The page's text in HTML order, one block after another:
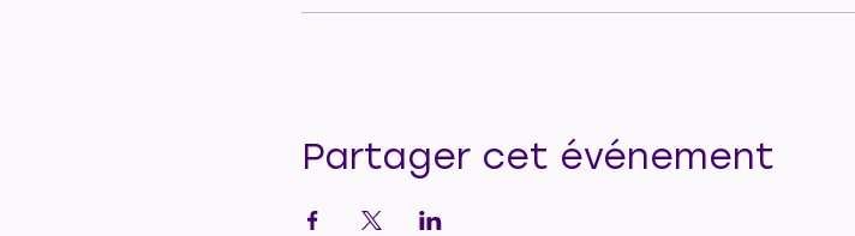
Partager cet événement